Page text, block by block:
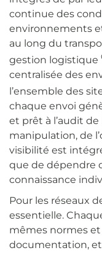
continue des
environnements
au long du
gestion logistique
centralisée des
l’ensemble des
chaque envoi
et prêt à l’audit de
manipulation, de
visibilité est
que de dépendre
connaissance
Pour les réseaux
essentielle.
mêmes normes
documentation,